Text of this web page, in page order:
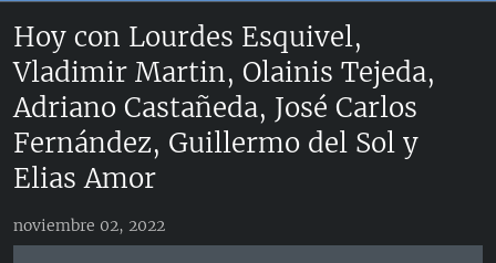
navegación
principal
la
DERECHOS HUMANOS
#11JCUBA, 5 AÑOS DESPUÉS
INFORME DEL DEPARTAMENTO DE ESTADO DE EEUU
SOBRE CUBA
ESTADOS UNIDOS
AMÉRICA 250
AMÉRICA LATINA
INMIGRACIÓN
MUNDO
DEPORTES
OPINIÓN GRÁFICA
Hoy con Lourdes Esquivel,
Vladimir Martin, Olainis Tejeda,
Adriano Castañeda, José Carlos
Fernández, Guillermo del Sol y
Elias Amor
noviembre 02, 2022